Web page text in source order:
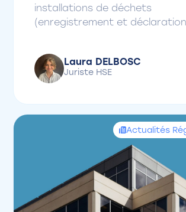
installations de déchets
(enregistrement et
Laura DELBOSC
Juriste HSE
Actualités